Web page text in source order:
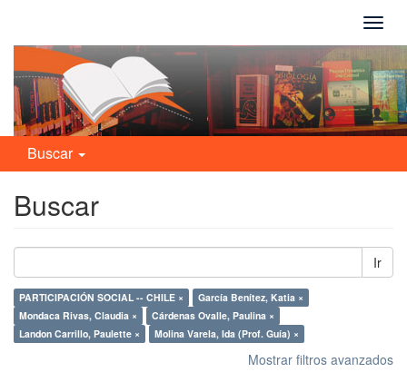
Buscar
Buscar
Ir
PARTICIPACIÓN SOCIAL -- CHILE ×
García Benítez, Katia ×
Mondaca Rivas, Claudia ×
Cárdenas Ovalle, Paulina ×
Landon Carrillo, Paulette ×
Molina Varela, Ida (Prof. Guía) ×
Mostrar filtros avanzados